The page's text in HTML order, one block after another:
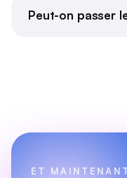
Peut-on passer
ET